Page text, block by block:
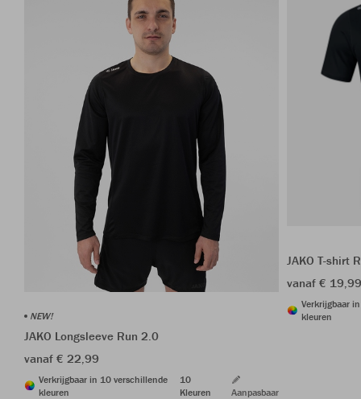
NEW!
JAKO Longsleeve Run 2.0
vanaf € 22,99
Verkrijgbaar in 10 verschillende
kleuren
10
Kleuren
Aanpasbaar
JAKO T-shirt
vanaf €
Verkrijgbaar
kleuren